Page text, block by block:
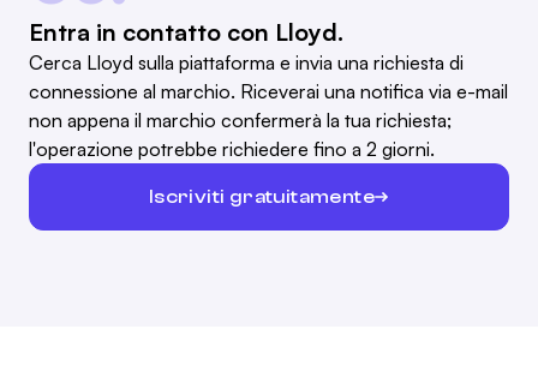
Entra in contatto con Lloyd.
Cerca Lloyd sulla piattaforma e invia una richiesta di
connessione al marchio. Riceverai una notifica via e-mail
non appena il marchio confermerà la tua richiesta;
l'operazione potrebbe richiedere fino a 2 giorni.
Iscriviti gratuitamente